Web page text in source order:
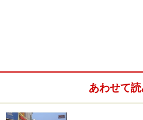
Tel : 0-2610-8000
あわせて